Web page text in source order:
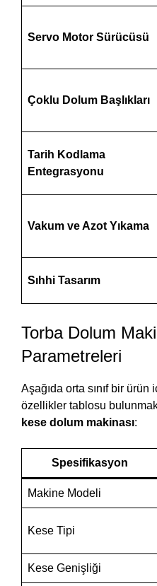
Servo Motor Sürücüsü
Çoklu Dolum Başlıkları
Tarih Kodlama
Entegrasyonu
Vakum ve Azot Yıkama
Sıhhi Tasarım
Torba Dolum
Parametreleri
Aşağıda orta sınıf bir
özellikler tablosu
kese dolum makinası:
Spesifikasyon
Makine Modeli
Kese Tipi
Kese Genişliği